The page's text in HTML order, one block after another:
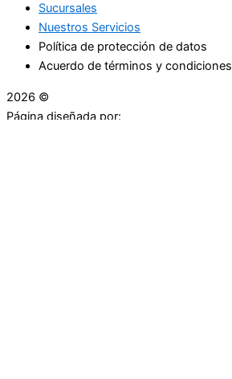
Sucursales
Nuestros Servicios
Política de protección de datos
Acuerdo de términos y condiciones
2026 ©
Página diseñada por: